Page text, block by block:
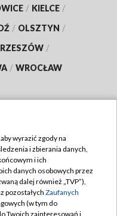
/ KIELCE /
/ OLSZTYN /
RZESZÓW /
/ WROCŁAW
wyrazić zgody na
i zbierania danych,
i ich
danych osobowych przez
dalej również „TVP”),
pozostałych Zaufanych
(w tym do
Twoich zainteresowań i